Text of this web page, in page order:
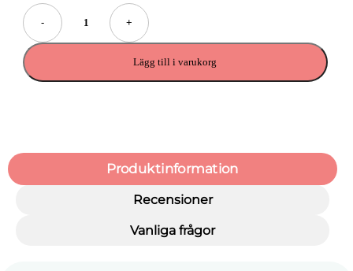
- +
Lägg till i varukorg
Produktinformation
Recensioner
Vanliga frågor